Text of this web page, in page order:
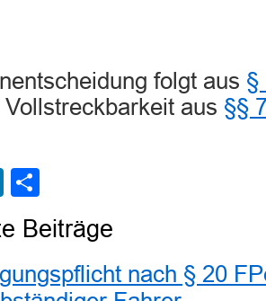
folgt aus §
aus §§
LinkedIn
Beiträge
nach § 20